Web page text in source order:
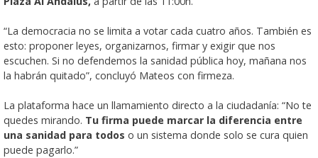
“La democracia no se limita a votar cada cuatro años. También es
esto: proponer leyes, organizarnos, firmar y exigir que nos
escuchen. Si no defendemos la sanidad pública hoy, mañana nos
la habrán quitado”, concluyó Mateos con firmeza.
La plataforma hace un llamamiento directo a la ciudadanía: “No te
quedes mirando. Tu firma puede marcar la diferencia entre
una sanidad para todos o un sistema donde solo se cura quien
puede pagarlo.”